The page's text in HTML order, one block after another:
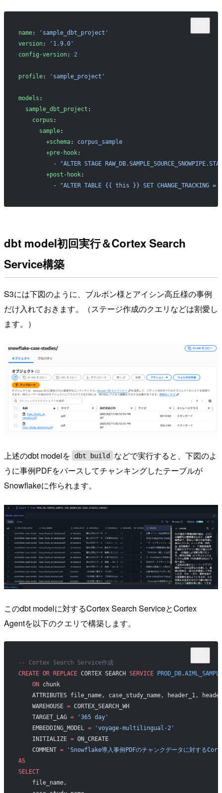
name:
'sample_dbt_project'
version:
'1.9.0'
config-version: 2
profile: 'sample_project'
models :
  sample_dbt_project
:
    corpus
:
      sample
:
        +schema
: corpus_sample
        +pre-hook
:
          -
"ALTER STAGE
        +post-hook
:
          -
"ALTER TABLE {{ this }} SET CHANGE_TRACKING =
dbt model初回実行＆Cortex Search
Service構築
S3には下図のように、ブルボン様とアイシン高丘様の事例
だけ入れておきます。（ステージ作成のクエリなどは割愛し
ます。）
上述のdbt modelを dbt build
などで実行すると、下図のよ
うに事例PDFをパースしてチャンキングしたテーブルが
Snowflakeに作られます。
このdbt modelに対するCortex Search ServiceとCortex
Agentを以下のクエリで構築します。
-- Cortex Search Service作成
CREATE OR REPLACE CORTEX SEARCH SERVICE PROD_DB.
    ON
chunk
ATTRIBUTES file_name, case_study_name, header_1,
    WAREHOUSE
= CORTEX_SEARCH_WH
    TARGET_LAG
= '365 day'
    EMBEDDING_MODEL
= 'voyage-multilingual-2'
    INITIALIZE
= ON_CREATE
    COMMENT
= 'Snowflake導入事例PDFのチャンクデータに対する
AS
SELECT
    file_name,